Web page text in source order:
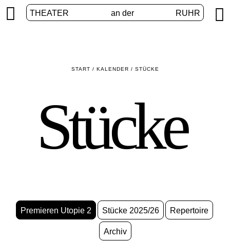
THEATER an der RUHR
 
START / KALENDER / STÜCKE
Stücke
Premieren Utopie 2 Stücke 2025/26 Repertoire
Archiv